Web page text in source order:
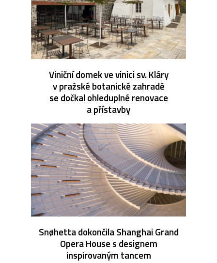
Viniční domek ve vinici sv. Kláry
v pražské botanické zahradě
se dočkal ohleduplné renovace
a přístavby
Snøhetta dokončila Shanghai Grand
Opera House s designem
inspirovaným tancem